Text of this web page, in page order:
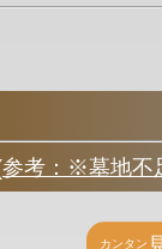
参考：※墓地不